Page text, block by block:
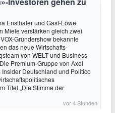
Ensthaler und Gast-Löwe
Miele verstärken gleich zwei
Gründershow bekannte
das neue Wirtschafts-
von WELT und Business
Premium-Gruppe von Axel
Deutschland und Politico
Titel „Die Stimme der
vor 4 Stunden